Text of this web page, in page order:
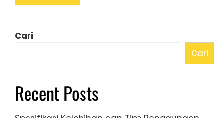
Cari
Cari
Recent Posts